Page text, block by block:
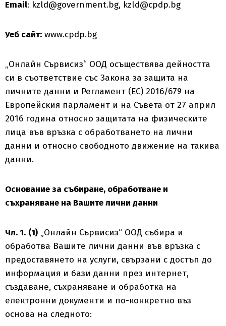
Email: kzld@government.bg, kzld@cpdp.bg
Уеб сайт: www.cpdp.bg
„Онлайн Сървисиз“ ООД осъществява дейността
си в съответствие със Закона за защита на
личните данни и Регламент (ЕС) 2016/679 на
Европейския парламент и на Съвета от 27 април
2016 година относно защитата на физическите
лица във връзка с обработването на лични
данни и относно свободното движение на такива
данни.
Основание за събиране, обработване и
съхраняване на Вашите лични данни
Чл. 1. (1) „Онлайн Сървисиз“ ООД събира и
обработва Вашите лични данни във връзка с
предоставянето на услуги, свързани с достъп до
информация и бази данни през интернет,
създаване, съхраняване и обработка на
електронни документи и по-конкретно въз
основа на следното: